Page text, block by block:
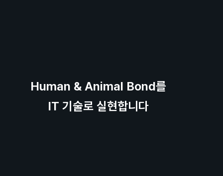
Human & Animal Bond를
IT 기술로 실현합니다